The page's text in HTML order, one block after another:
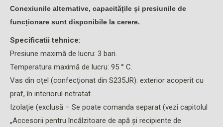
Conexiunile alternative, capacitățile și presiunile de
funcționare sunt disponibile la cerere.
Specificatii tehnice:
Presiune maximă de lucru: 3 bari.
Temperatura maximă de lucru: 95 ° C.
Vas din oțel (confecționat din S235JR): exterior acoperit cu
praf, în interiorul netratat.
Izolație (exclusă – Se poate comanda separat (vezi capitolul
„Accesorii pentru încălzitoare de apă și recipiente de